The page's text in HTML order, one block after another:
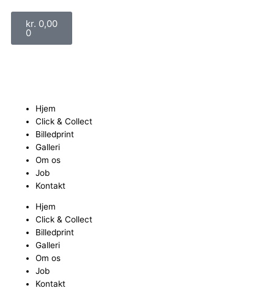
indholdet
kr. 0,00
0
Kurv
Hjem
Click & Collect
Billedprint
Galleri
Om os
Job
Kontakt
Hjem
Click & Collect
Billedprint
Galleri
Om os
Job
Kontakt